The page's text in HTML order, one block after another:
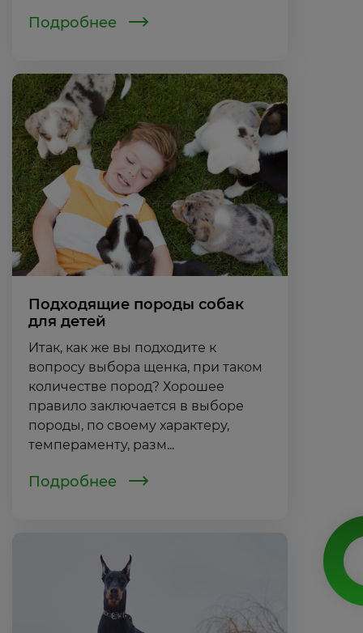
Подробнее
Подходящие породы собак
для детей
Итак, как же вы подходите к
вопросу выбора щенка, при таком
количестве пород? Хорошее
правило заключается в выборе
породы, по своему характеру,
темпераменту, разм...
Подробнее